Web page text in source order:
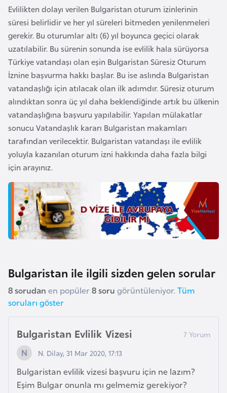
Evlilikten dolayı verilen Bulgaristan oturum izinlerinin
süresi belirlidir ve her yıl süreleri bitmeden yenilenmeleri
gerekir. Bu oturumlar altı (6) yıl boyunca geçici olarak
uzatılabilir. Bu sürenin sonunda ise evlilik hala sürüyorsa
Türkiye vatandaşı olan eşin Bulgaristan Süresiz Oturum
İznine başvurma hakkı başlar. Bu ise aslında Bulgaristan
vatandaşlığı için atılacak olan ilk adımdır. Süresiz oturum
alındıktan sonra üç yıl daha beklendiğinde artık bu ülkenin
vatandaşlığına başvuru yapılabilir. Yapılan mülakatlar
sonucu Vatandaşlık kararı Bulgaristan makamları
tarafından verilecektir. Bulgaristan vatandaşı ile evlilik
yoluyla kazanılan oturum izni hakkında daha fazla bilgi
için arayınız.
Bulgaristan ile ilgili sizden gelen sorular
8 sorudan en popüler8 soru görüntüleniyor. Tüm
soruları göster
Bulgaristan Evlilik Vizesi
N. Dilay, 31 Mar 2020, 17:13
Bulgaristan evlilik vizesi başvuru için ne lazım?
Eşim Bulgar onunla mı gelmemiz gerekiyor?
G
i
n
e
B
i
s
s
a
u
G
i
n
e
G
r
a
d
a
G
ü
n
e
y